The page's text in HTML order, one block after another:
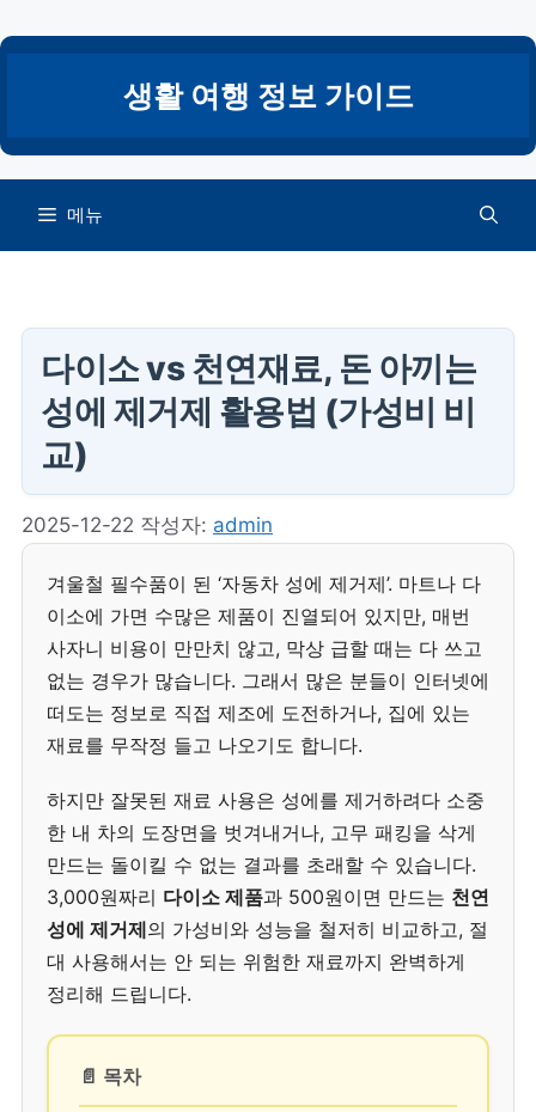
텐
건
너
생활 여행 정보 가이드
메뉴
다이소 vs 천연재료, 돈 아끼는
성에 제거제 활용법 (가성비 비
교)
2025-12-22 작성자: admin
겨울철 필수품이 된 ‘자동차 성에 제거제’. 마트나 다
이소에 가면 수많은 제품이 진열되어 있지만, 매번
사자니 비용이 만만치 않고, 막상 급할 때는 다 쓰고
없는 경우가 많습니다. 그래서 많은 분들이 인터넷에
떠도는 정보로 직접 제조에 도전하거나, 집에 있는
재료를 무작정 들고 나오기도 합니다.
하지만 잘못된 재료 사용은 성에를 제거하려다 소중
한 내 차의 도장면을 벗겨내거나, 고무 패킹을 삭게
만드는 돌이킬 수 없는 결과를 초래할 수 있습니다.
3,000원짜리 다이소 제품과 500원이면 만드는 천연
성에 제거제의 가성비와 성능을 철저히 비교하고, 절
대 사용해서는 안 되는 위험한 재료까지 완벽하게
정리해 드립니다.
📄 목차